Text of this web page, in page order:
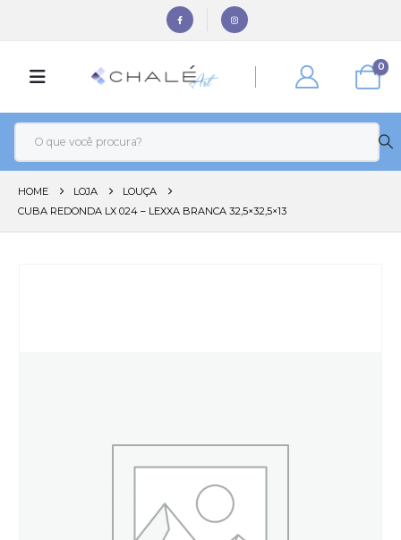
0
HOME LOJA
LOUÇA
CUBA REDONDA LX 024 – LEXXA BRANCA 32,5×32,5×13